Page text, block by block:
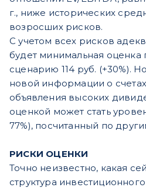
г., ниже исторических
возросших рисков.
С учетом всех рисков
будет минимальная оценка
сценарию 114 руб. (+30%).
новой информации о счетах
объявления высоких
оценкой может стать
77%), посчитанный по
РИСКИ ОЦЕНКИ
Точно неизвестно, какая
структура